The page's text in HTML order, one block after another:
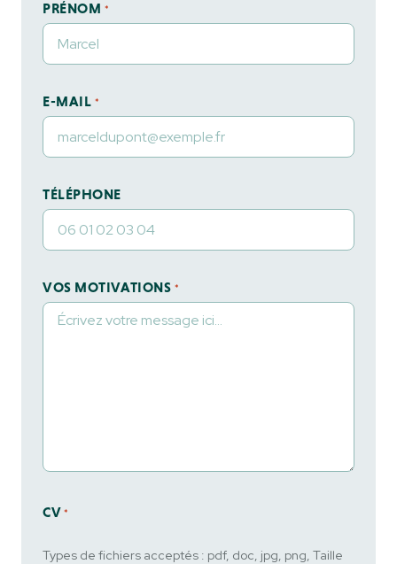
PRÉNOM *
E-MAIL *
TÉLÉPHONE
VOS MOTIVATIONS *
CV *
Types de fichiers acceptés : pdf, doc, jpg, png, Taille